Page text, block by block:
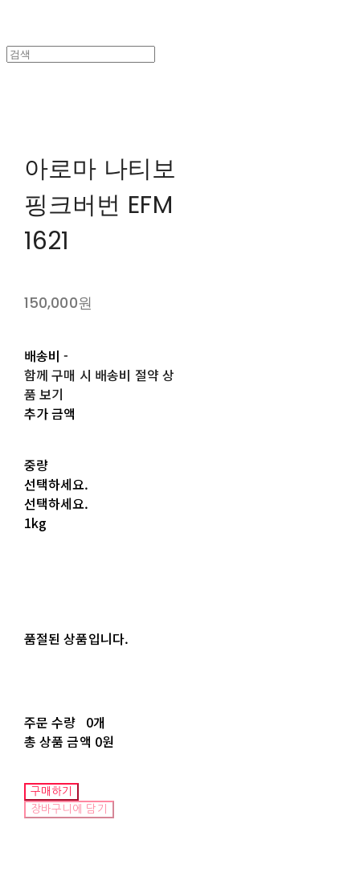
아로마 나티보
핑크버번 EFM
1621
150,000원
배송비-
함께 구매 시 배송비 절약 상
품 보기
추가 금액
중량
선택하세요.
선택하세요.
1kg
품절된 상품입니다.
주문 수량 0개
총 상품 금액 0원
구매하기
장바구니에 담기